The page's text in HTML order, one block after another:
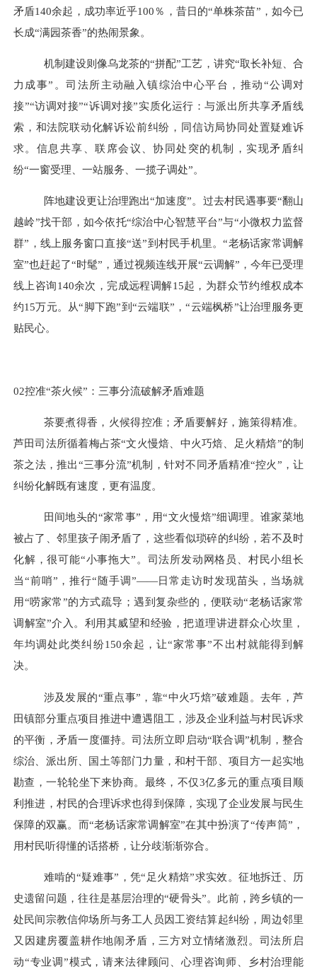
矛盾140余起，成功率近乎100％，昔日的“单株茶苗”，如今已
长成“满园茶香”的热闹景象。
机制建设则像乌龙茶的“拼配”工艺，讲究“取长补短、合
力成事”。司法所主动融入镇综治中心平台，推动“公调对
接”“访调对接”“诉调对接”实质化运行：与派出所共享矛盾线
索，和法院联动化解诉讼前纠纷，同信访局协同处置疑难诉
求。信息共享、联席会议、协同处突的机制，实现矛盾纠
纷“一窗受理、一站服务、一揽子调处”。
阵地建设更让治理跑出“加速度”。过去村民遇事要“翻山
越岭”找干部，如今依托“综治中心智慧平台”与“小微权力监督
群”，线上服务窗口直接“送”到村民手机里。“老杨话家常调解
室”也赶起了“时髦”，通过视频连线开展“云调解”，今年已受理
线上咨询140余次，完成远程调解15起，为群众节约维权成本
约15万元。从“脚下跑”到“云端联”，“云端枫桥”让治理服务更
贴民心。
02控准“茶火候”：三事分流破解矛盾难题
茶要煮得香，火候得控准；矛盾要解好，施策得精准。
芦田司法所循着梅占茶“文火慢焙、中火巧焙、足火精焙”的制
茶之法，推出“三事分流”机制，针对不同矛盾精准“控火”，让
纠纷化解既有速度，更有温度。
田间地头的“家常事”，用“文火慢焙”细调理。谁家菜地
被占了、邻里孩子闹矛盾了，这些看似琐碎的纠纷，若不及时
化解，很可能“小事拖大”。司法所发动网格员、村民小组长
当“前哨”，推行“随手调”——日常走访时发现苗头，当场就
用“唠家常”的方式疏导；遇到复杂些的，便联动“老杨话家常
调解室”介入。利用其威望和经验，把道理讲进群众心坎里，
年均调处此类纠纷150余起，让“家常事”不出村就能得到解
决。
涉及发展的“重点事”，靠“中火巧焙”破难题。去年，芦
田镇部分重点项目推进中遭遇阻工，涉及企业利益与村民诉求
的平衡，矛盾一度僵持。司法所立即启动“联合调”机制，整合
综治、派出所、国土等部门力量，和村干部、项目方一起实地
勘查，一轮轮坐下来协商。最终，不仅3亿多元的重点项目顺
利推进，村民的合理诉求也得到保障，实现了企业发展与民生
保障的双赢。而“老杨话家常调解室”在其中扮演了“传声筒”，
用村民听得懂的话搭桥，让分歧渐渐弥合。
难啃的“疑难事”，凭“足火精焙”求实效。征地拆迁、历
史遗留问题，往往是基层治理的“硬骨头”。此前，跨乡镇的一
处民间宗教信仰场所与务工人员因工资结算起纠纷，周边邻里
又因建房覆盖耕作地闹矛盾，三方对立情绪激烈。司法所启
动“专业调”模式，请来法律顾问、心理咨询师、乡村治理能